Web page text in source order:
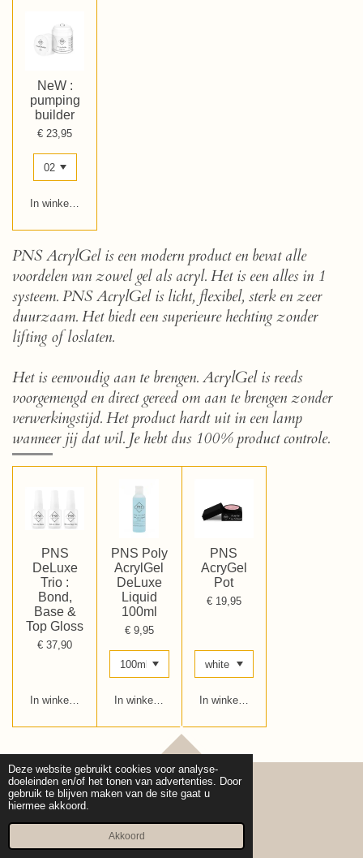
Deze website gebruikt cookies voor analyse-
doeleinden en/of het tonen van advertenties. Door
gebruik te blijven maken van de site gaat u
hiermee akkoord.
Akkoord
NeW :
pumping
builder
€ 23,95
In winkelwagen
PNS AcrylGel is een modern product en bevat alle
voordelen van zowel gel als acryl. Het is een alles in 1
systeem. PNS AcrylGel is licht, flexibel, sterk en zeer
duurzaam. Het biedt een superieure hechting zonder
lifting of loslaten.
Het is eenvoudig aan te brengen. AcrylGel is reeds
voorgemengd en direct gereed om aan te brengen zonder
verwerkingstijd. Het product hardt uit in een lamp
wanneer jij dat wil. Je hebt dus 100% product controle.
PNS
DeLuxe
Trio :
Bond,
Base &
Top Gloss
€ 37,90
In winkelwagen
PNS Poly
AcrylGel
DeLuxe
Liquid
100ml
€ 9,95
In winkelwagen
PNS
AcryGel
Pot
€ 19,95
In winkelwagen
© 2020 - 2026 Cure pro Beauty